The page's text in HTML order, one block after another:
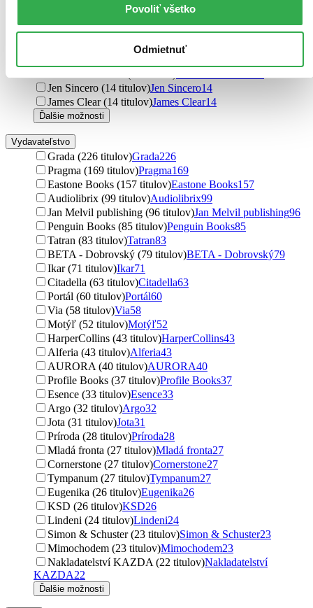
Povoliť všetko
Odmietnuť
Barbara Pease (17 titulov)Barbara Pease
McDougall17
Stéphane Garnier (15 titulov)Stéphane Garnier
Jen Sincero (14 titulov)Jen Sincero14
James Clear (14 titulov)James Clear14
Ďalšie možnosti
Vydavateľstvo
Grada (226 titulov)Grada226
Pragma (169 titulov)Pragma169
Eastone Books (157 titulov)Eastone Books157
Audiolibrix (99 titulov)Audiolibrix99
Jan Melvil publishing (96 titulov)Jan Melvil publishing96
Penguin Books (85 titulov)Penguin Books85
Tatran (83 titulov)Tatran83
BETA - Dobrovský (79 titulov)BETA - Dobrovský79
Ikar (71 titulov)Ikar71
Citadella (63 titulov)Citadella63
Portál (60 titulov)Portál60
Via (58 titulov)Via58
Motýľ (52 titulov)Motýľ52
HarperCollins (43 titulov)HarperCollins43
Alferia (43 titulov)Alferia43
AURORA (40 titulov)AURORA40
Profile Books (37 titulov)Profile Books37
Esence (33 titulov)Esence33
Argo (32 titulov)Argo32
Jota (31 titulov)Jota31
Príroda (28 titulov)Príroda28
Mladá fronta (27 titulov)Mladá fronta27
Cornerstone (27 titulov)Cornerstone27
Tympanum (27 titulov)Tympanum27
Eugenika (26 titulov)Eugenika26
KSD (26 titulov)KSD26
Lindeni (24 titulov)Lindeni24
Simon & Schuster (23 titulov)Simon & Schuster23
Mimochodem (23 titulov)Mimochodem23
Nakladatelství KAZDA (22 titulov)Nakladatelství
KAZDA22
Ďalšie možnosti